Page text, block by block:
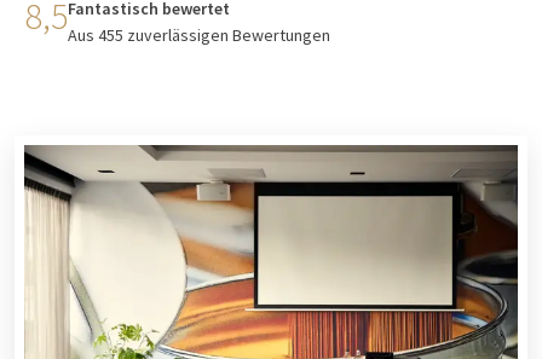
8,5Fantastisch bewertet
Aus 455 zuverlässigen Bewertungen